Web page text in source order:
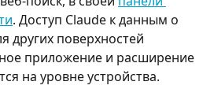
. Доступ Claude к данным о
других поверхностей
приложение и расширение
на уровне устройства.